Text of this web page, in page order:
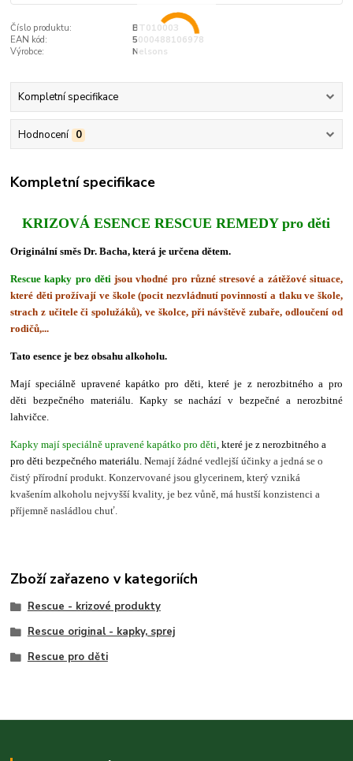
Číslo produktu:
BT010003
EAN kód:
5000488106978
Výrobce:
Nelsons
Kompletní specifikace
Hodnocení 0
Kompletní specifikace
KRIZOVÁ ESENCE RESCUE REMEDY pro děti
Originální směs Dr. Bacha, která je určena dětem.
Rescue kapky pro děti jsou vhodné pro různé stresové a zátěžové situace,
které děti prožívají ve škole (pocit nezvládnutí povinností a tlaku ve škole,
strach z učitele či spolužáků), ve školce, při návštěvě zubaře, odloučení od
rodičů,...
Tato esence je bez obsahu alkoholu.
Mají speciálně upravené kapátko pro děti, které je z nerozbitného a pro
děti bezpečného materiálu. Kapky se nachází v bezpečné a nerozbitné
lahvičce.
Kapkymají speciálně upravené kapátko pro děti , které je z nerozbitného a
pro děti bezpečného materiálu. Nemají žádné vedlejší účinky a jedná se o
čistý přírodní produkt. Konzervované jsou glycerinem, který vzniká
kvašením alkoholu nejvyšší kvality, je bez vůně, má hustší konzistenci a
příjemně nasládlou chuť.
Zboží zařazeno v kategoriích
Rescue - krizové produkty
Rescue original - kapky, sprej
Rescue pro děti